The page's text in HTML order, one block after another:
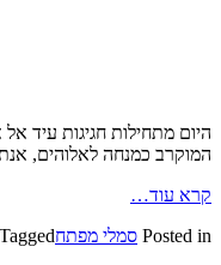
היום מתחילות חגיגות עיד
המוקרב כמנחה לאלוהים,
קרא עוד…
Posted in סמלי מפתחTagged